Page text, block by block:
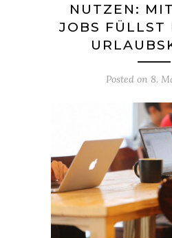
NUTZEN:
JOBS FÜLLST
Posted on 8.